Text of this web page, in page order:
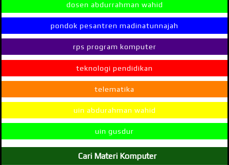
dosen abdurrahman wahid
pondok pesantren madinatunnajah
rps program komputer
teknologi pendidikan
telematika
uin abdurahman wahid
uin gusdur
Cari Materi Komputer